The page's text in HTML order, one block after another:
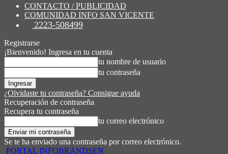
CONTACTO / PUBLICIDAD
COMUNIDAD INFO SAN VICENTE
2223-508499
Registrarse
¡Bienvenido! Ingresa en tu cuenta
tu nombre de usuario
tu contraseña
¿Olvidaste tu contraseña? Consigue ayuda
Recuperación de contraseña
Recupera tu contraseña
tu correo electrónico
Se te ha enviado una contraseña por correo electrónico.
PORTAL INFOBRANDSEN